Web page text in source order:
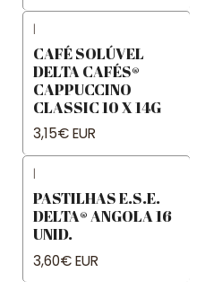
|
CAFÉ SOLÚVEL
DELTA CAFÉS®
CAPPUCCINO
CLASSIC 10 X 14G
3,15€ EUR
|
PASTILHAS E.S.E.
DELTA® ANGOLA 16
UNID.
3,60€ EUR